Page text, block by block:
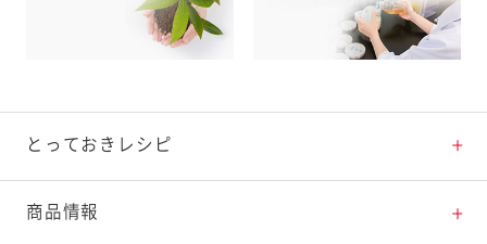
とっておきレシピ
とっておきレシピトップ
商品情報